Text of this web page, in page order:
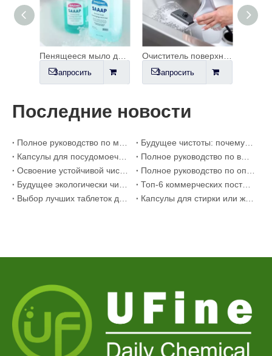
Запросить Запросить
Последние новости
Топ-6 коммерческих поставщиков моющих средств для посудомоечных машин в мире (Руководство OEM и покупателя на 2026 г.)